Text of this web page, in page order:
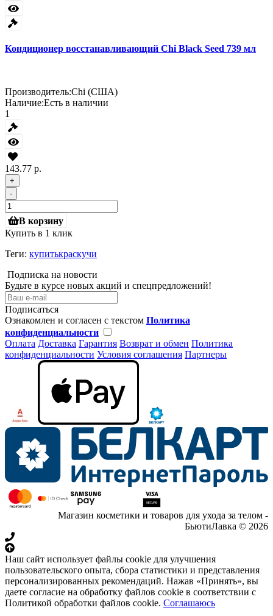
Кондиционер восстанавливающий Chi Black Seed 739 мл
Производитель:Chi (США)
Наличие:Есть в наличии
1
143.77 р.
+
-
В корзину
Купить в 1 клик
Теги: купитькраскучи
Подписка на новости
Будьте в курсе новых акций и спецпредложений!
Подписаться
Ознакомлен и согласен с текстом Политика
конфиденциальности
Оплата Доставка Гарантия Возврат и обмен Политика
конфиденциальности Условия соглашения Партнеры
Магазин косметики и товаров для ухода за телом -
БьютиЛавка © 2026
Наш сайт использует файлы cookie для улучшения
пользовательского опыта, сбора статистики и представления
персонализированных рекомендаций. Нажав «Принять», вы
даете согласие на обработку файлов cookie в соответствии с
Политикой обработки файлов cookie. Соглашаюсь